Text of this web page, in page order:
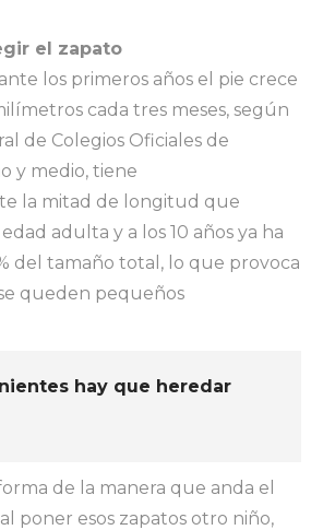
el zapato
los primeros años el pie crece
cada tres meses, según
de Colegios Oficiales de
y medio, tiene
la mitad de longitud que
adulta y a los 10 años ya ha
del tamaño total, lo que provoca
queden pequeños
hay que heredar
de la manera que anda el
poner esos zapatos otro niño,